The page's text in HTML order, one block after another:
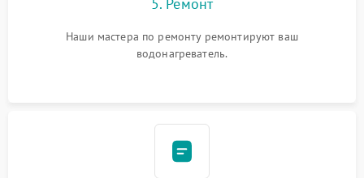
Наши мастера по ремонту ремонтируют ваш
водонагреватель.